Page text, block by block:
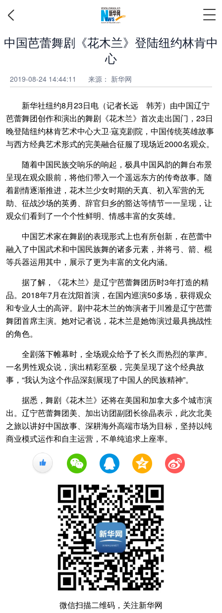
中国芭蕾舞剧《花木兰》登陆纽约林肯中
心
2019-08-24 14:44:11 来源： 新华网
新华社纽约8月23日电（记者长远 韩芳）由中国辽宁
芭蕾舞团创作和演出的舞剧《花木兰》首次走出国门，23日
晚登陆纽约林肯艺术中心大卫·寇克剧院，中国传统英雄故事
与西方经典艺术形式的完美融合征服了现场近2000名观众。
随着中国民族交响乐的响起，极具中国风韵的舞台布景
呈现在观众眼前，将他们带入一个遥远东方的传奇故事。随
着剧情逐渐推进，花木兰少女时期的天真、初入军营的无
助、征战沙场的英勇、辞官归乡的豁达等情节一一呈现，让
观众们看到了一个个性鲜明、情感丰富的女英雄。
中国艺术家在舞剧的表现形式上也有所创新，在芭蕾中
融入了中国武术和中国民族舞的诸多元素，并将弓、箭、棍
等兵器运用其中，展示了更为丰富的文化内涵。
据了解，《花木兰》是辽宁芭蕾舞团历时3年打造的精
品。2018年7月在沈阳首演，在国内巡演50多场，获得观众
和专业人士的高评。剧中花木兰的饰演者于川雅是辽宁芭蕾
舞团首席主演。她对记者说，花木兰是她饰演过最具挑战性
的角色。
全剧落下帷幕时，全场观众给予了长久而热烈的掌声。
一名男性观众说，演出精彩至极，完美呈现了这个经典故
事，“我认为这个作品深刻展现了中国人的民族精神”。
据悉，舞剧《花木兰》还将在美国和加拿大多个城市演
出。辽宁芭蕾舞团美、加出访团副团长徐晶表示，此次北美
之旅以讲好中国故事、深耕海外高端市场为目标，坚持以纯
商业模式运作和自主运营，不单纯追求上座率。
+1
微信扫描二维码，关注新华网